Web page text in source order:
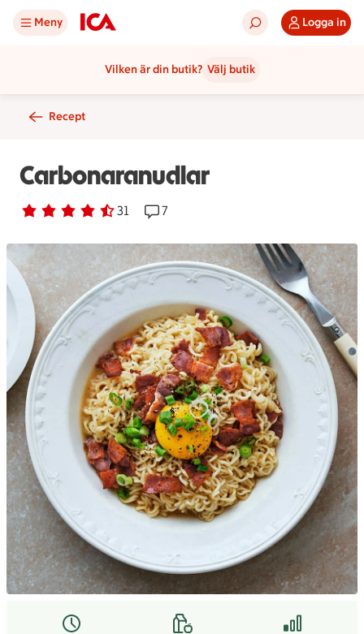
Meny Logga in
Vilken är din butik? Välj butik
Recept
Carbonaranudlar
Betyg 4.3 av 5. 31
31 personer har röstatReceptet har 7 kommentarer
7